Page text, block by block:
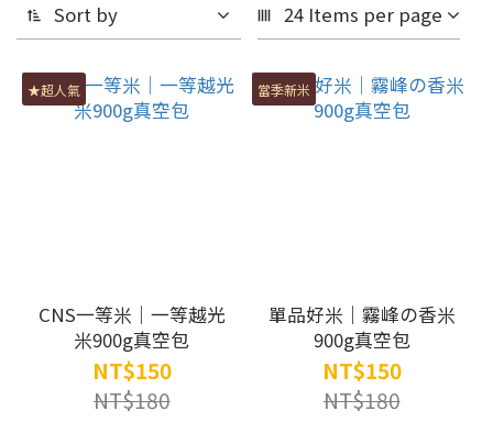
Sort by 24 Items per page
★超人氣
CNS一等米｜一等越光
米900g真空包
NT$150
NT$180
當季新米
單品好米｜霧峰の香米
900g真空包
NT$150
NT$180